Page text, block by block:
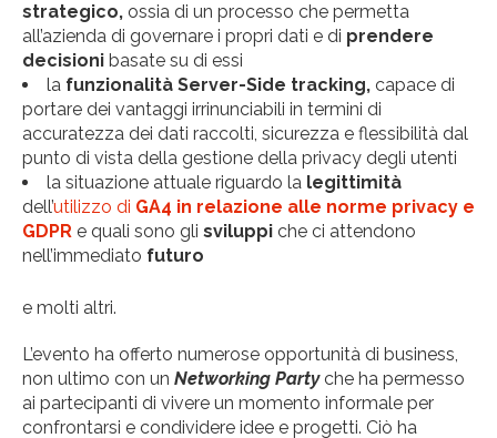
strategico, ossia di un processo che permetta
all’azienda di governare i propri dati e di prendere
decisioni basate su di essi
la funzionalità Server-Side tracking, capace di
portare dei vantaggi irrinunciabili in termini di
accuratezza dei dati raccolti, sicurezza e flessibilità dal
punto di vista della gestione della privacy degli utenti
la situazione attuale riguardo la legittimità
dell’utilizzo di GA4 in relazione alle norme privacy e
GDPR e quali sono gli sviluppi che ci attendono
nell’immediato futuro
e molti altri.
L’evento ha offerto numerose opportunità di business,
non ultimo con un Networking Partyche ha permesso
ai partecipanti di vivere un momento informale per
confrontarsi e condividere idee e progetti. Ciò ha